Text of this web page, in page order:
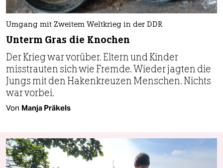
Umgang mit Zweitem Weltkrieg in der DDR
Unterm Gras die Knochen
Der Krieg war vorüber. Eltern und Kinder
misstrauten sich wie Fremde. Wieder jagten die
Jungs mit den Hakenkreuzen Menschen. Nichts
war vorbei.
Von Manja Präkels